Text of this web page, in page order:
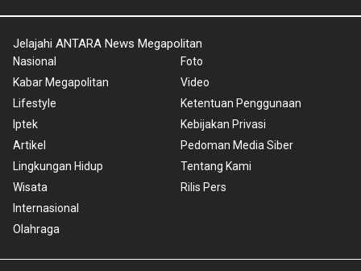
Jelajahi ANTARA News Megapolitan
Nasional
Kabar Megapolitan
Lifestyle
Iptek
Artikel
Lingkungan Hidup
Wisata
Internasional
Olahraga
Foto
Video
Ketentuan Penggunaan
Kebijakan Privasi
Pedoman Media Siber
Tentang Kami
Rilis Pers